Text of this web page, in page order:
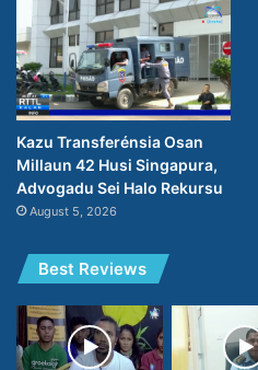
Kazu Transferénsia Osan
Millaun 42 Husi Singapura,
Advogadu Sei Halo Rekursu
August 5, 2026
Best Reviews